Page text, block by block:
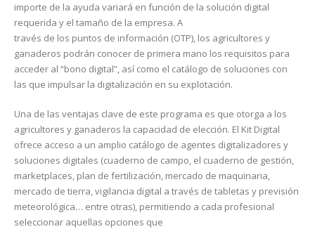
importe de la ayuda variará en función de la solución digital
requerida y el tamaño de la empresa. A
través de los puntos de información (OTP), los agricultores y
ganaderos podrán conocer de primera mano los requisitos para
acceder al “bono digital”, así como el catálogo de soluciones con
las que impulsar la digitalización en su explotación.
Una de las ventajas clave de este programa es que otorga a los
agricultores y ganaderos la capacidad de elección. El Kit Digital
ofrece acceso a un amplio catálogo de agentes digitalizadores y
soluciones digitales (cuaderno de campo, el cuaderno de gestión,
marketplaces, plan de fertilización, mercado de maquinaria,
mercado de tierra, vigilancia digital a través de tabletas y previsión
meteorológica… entre otras), permitiendo a cada profesional
seleccionar aquellas opciones que